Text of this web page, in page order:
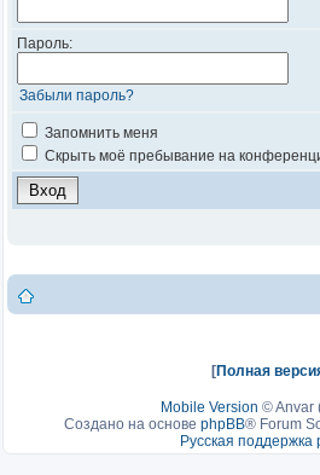
Пароль:
Забыли пароль?
Запомнить меня
Скрыть моё пребывание на
[Полная
Mobile Version ©Anvar
Создано на основе phpBB® Forum
Русская поддержка